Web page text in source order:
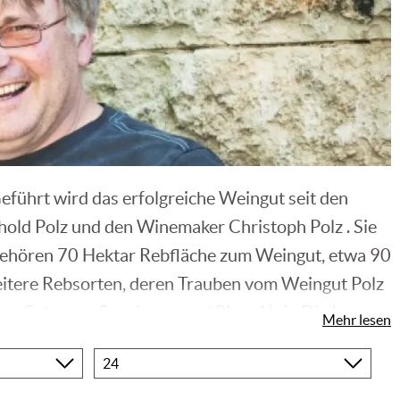
wird das erfolgreiche Weingut seit den
Polz und den Winemaker Christoph Polz . Sie
70 Hektar Rebfläche zum Weingut, etwa 90
Rebsorten, deren Trauben vom Weingut Polz
Cabernet Sauvignon und Pinot Noir. Die Lagen
Mehr lesen
Produkte